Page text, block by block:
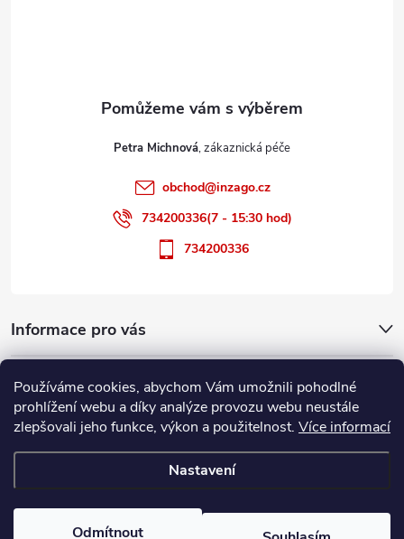
Používáme cookies, abychom Vám umožnili pohodlné
prohlížení webu a díky analýze provozu webu neustále
zlepšovali jeho funkce, výkon a použitelnost. Více informací
Nastavení
Odmítnout
Informace pro vás
Přijímáme online platby
Petra Michnová
obchod@inzago.cz
734200336(7 - 15:30 hod)
734200336
cookies